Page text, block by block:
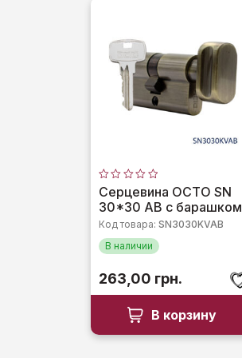
Оценка
0
из
Серцевина OCTO SN
30*30 AB c барашком
Код товара: SN3030KVAB
В наличии
263,00 грн.
В корзину